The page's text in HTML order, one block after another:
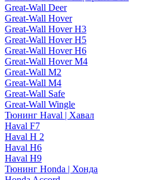
Great-Wall Deer
Great-Wall Hover
Great-Wall Hover H3
Great-Wall Hover H5
Great-Wall Hover H6
Great-Wall Hover M4
Great-Wall M2
Great-Wall M4
Great-Wall Safe
Great-Wall Wingle
Тюнинг Haval | Хавал
Haval F7
Haval H 2
Haval H6
Haval H9
Тюнинг Honda | Хонда